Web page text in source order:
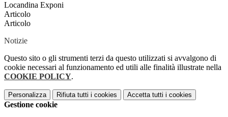
Locandina Exponi
Articolo
Articolo
Notizie
Questo sito o gli strumenti terzi da questo utilizzati si avvalgono di
cookie necessari al funzionamento ed utili alle finalità illustrate nella
COOKIE POLICY.
Personalizza Rifiuta tutti i cookies Accetta tutti i cookies
Gestione cookie